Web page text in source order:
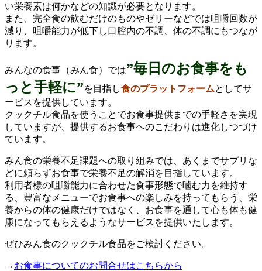
い栄養素は何かなどの知識が必要となります。
また、完全食の飲むだけのものやゼリーなどでは咀嚼回数が
減り、咀嚼能力が低下し口腔内の不調、体の不調にもつなが
ります。
みんなの食事（みん食）では”毎日のお食事をも
っと手軽に”を目指し食のプラットフォームとしてサ
ービスを提供しています。
クックチル食品を使うことでお食事提供までの手軽さを実現
していますが、提供するお食事へのこだわりは進化しつづけ
ています。
みん食の栄養不足課題への取り組みでは、あくまでサプリな
どに頼らずお食事で栄養不足の解消を目指しています。
利用者様の咀嚼能力に合わせた食事形態で噛む力を維持す
る、豊富なメニューでお食事への楽しみを持ってもらう、栄
養からの体の健康だけではなく、お食事を通して心も体も健
康になってもらえるようなサービスを提供いたします。
ぜひみん食のクックチル食品をご検討ください。
→ お食事についてのお問合せはこちらから